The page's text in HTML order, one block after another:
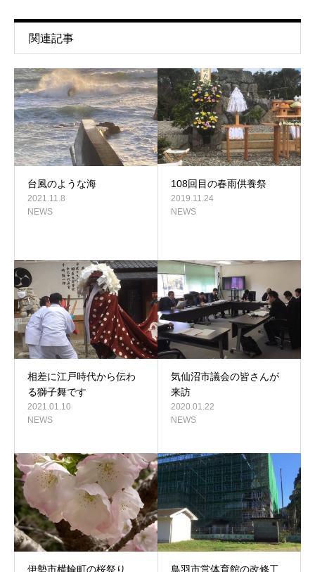
関連記事
台風のような海
2021.11.8
NEWS
108回目の春雨供養祭
2019.11.24
NEWS
相差に江戸時代から伝わ
る獅子舞です
2021.01.10
NEWS
気仙沼市議会の皆さんが
来訪
2020.01.22
NEWS
伊勢市横輪町の桜祭り 鳥羽市営体育館の改修工